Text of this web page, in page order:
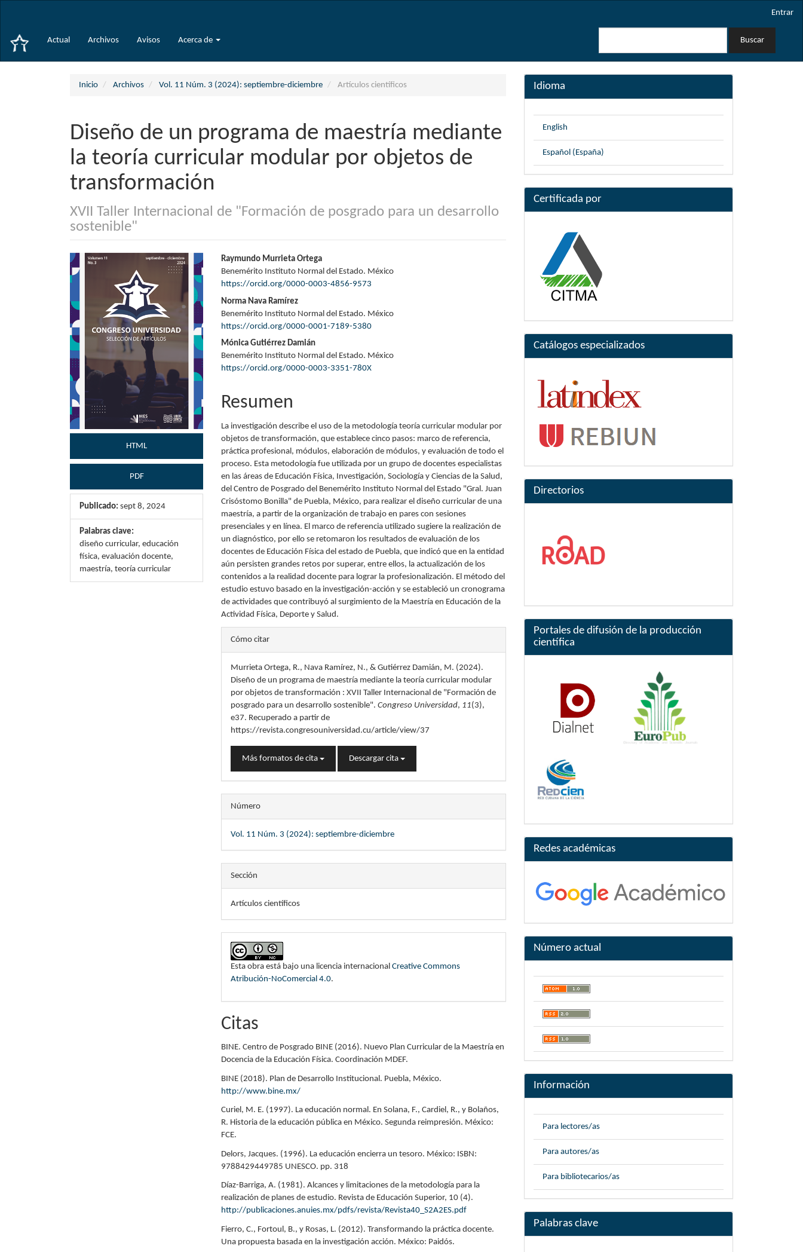
principal
Entrar
Actual Archivos Avisos Acerca de Buscar
Inicio Archivos Vol. 11 Núm. 3 (2024): septiembre-diciembre Artículos científicos
Diseño de un programa de maestría mediante
la teoría curricular modular por objetos de
transformación
XVII Taller Internacional de "Formación de posgrado para un desarrollo
sostenible"
Barra
lateral
del
artículo
HTML
PDF
Publicado: sept 8, 2024
Palabras clave:
diseño curricular, educación
física, evaluación docente,
maestría, teoría curricular
Contenido
principal
del
artículo
Raymundo Murrieta Ortega
Benemérito Instituto Normal del Estado. México
https://orcid.org/0000-0003-4856-9573
Norma Nava Ramírez
Benemérito Instituto Normal del Estado. México
https://orcid.org/0000-0001-7189-5380
Mónica Gutiérrez Damián
Benemérito Instituto Normal del Estado. México
https://orcid.org/0000-0003-3351-780X
Resumen
La investigación describe el uso de la metodología teoría curricular modular por
objetos de transformación, que establece cinco pasos: marco de referencia,
práctica profesional, módulos, elaboración de módulos, y evaluación de todo el
proceso. Esta metodología fue utilizada por un grupo de docentes especialistas
en las áreas de Educación Física, Investigación, Sociología y Ciencias de la Salud,
del Centro de Posgrado del Benemérito Instituto Normal del Estado "Gral. Juan
Crisóstomo Bonilla" de Puebla, México, para realizar el diseño curricular de una
maestría, a partir de la organización de trabajo en pares con sesiones
presenciales y en línea. El marco de referencia utilizado sugiere la realización de
un diagnóstico, por ello se retomaron los resultados de evaluación de los
docentes de Educación Física del estado de Puebla, que indicó que en la entidad
aún persisten grandes retos por superar, entre ellos, la actualización de los
contenidos a la realidad docente para lograr la profesionalización. El método del
estudio estuvo basado en la investigación-acción y se estableció un cronograma
de actividades que contribuyó al surgimiento de la Maestría en Educación de la
Actividad Física, Deporte y Salud.
Detalles
del
artículo
Cómo citar
Murrieta Ortega, R., Nava Ramírez, N., & Gutiérrez Damián, M. (2024).
Diseño de un programa de maestría mediante la teoría curricular modular
por objetos de transformación : XVII Taller Internacional de "Formación de
posgrado para un desarrollo sostenible".Congreso Universidad, 11(3),
e37. Recuperado a partir de
https://revista.congresouniversidad.cu/article/view/37
Más formatos de cita Descargar cita
Número
Vol. 11 Núm. 3 (2024): septiembre-diciembre
Sección
Artículos científicos
Esta obra está bajo una licencia internacionalCreative Commons
Atribución-NoComercial 4.0.
Citas
BINE. Centro de Posgrado BINE (2016). Nuevo Plan Curricular de la Maestría en
Docencia de la Educación Física. Coordinación MDEF.
BINE (2018). Plan de Desarrollo Institucional. Puebla, México.
http://www.bine.mx/
Curiel, M. E. (1997). La educación normal. En Solana, F., Cardiel, R., y Bolaños,
R. Historia de la educación pública en México. Segunda reimpresión. México:
FCE.
Delors, Jacques. (1996). La educación encierra un tesoro. México: ISBN:
9788429449785 UNESCO. pp. 318
Díaz-Barriga, A. (1981). Alcances y limitaciones de la metodología para la
realización de planes de estudio. Revista de Educación Superior, 10 (4).
http://publicaciones.anuies.mx/pdfs/revista/Revista40_S2A2ES.pdf
Fierro, C., Fortoul, B., y Rosas, L. (2012). Transformando la práctica docente.
Una propuesta basada en la investigación acción. México: Paidós.
Idioma
English
Español (España)
Certificada por
Catálogos especializados
Directorios
Portales de difusión de la producción
científica
Redes académicas
Número actual
Información
Para lectores/as
Para autores/as
Para bibliotecarios/as
Palabras clave